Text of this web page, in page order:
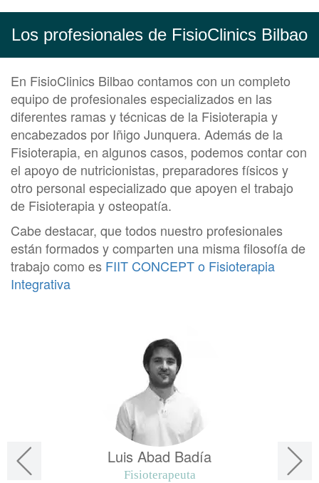
Los profesionales de FisioClinics Bilbao
En FisioClinics Bilbao contamos con un completo
equipo de profesionales especializados en las
diferentes ramas y técnicas de la Fisioterapia y
encabezados por Iñigo Junquera. Además de la
Fisioterapia, en algunos casos, podemos contar con
el apoyo de nutricionistas, preparadores físicos y
otro personal especializado que apoyen el trabajo
de Fisioterapia y osteopatía.
Cabe destacar, que todos nuestro profesionales
están formados y comparten una misma filosofía de
trabajo como es FIIT CONCEPT o Fisioterapia
Integrativa
Luis Abad Badía
Fisioterapeuta